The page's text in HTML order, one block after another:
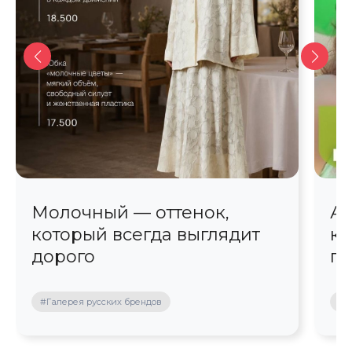
Молочный — оттенок,
который всегда выглядит
дорого
#Галерея русских брендов